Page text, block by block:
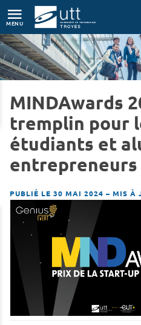
MENU
Accueil L'UTT Actualités
MINDAwards
tremplin pour
étudiants et
entrepreneurs
PUBLIÉ LE 30 MAI 2024 – MIS À